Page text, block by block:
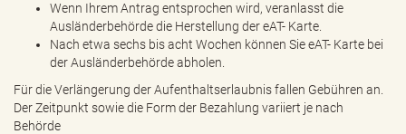
Wenn Ihrem Antrag entsprochen wird, veranlasst die
Ausländerbehörde die Herstellung der eAT- Karte.
Nach etwa sechs bis acht Wochen können Sie eAT- Karte bei
der Ausländerbehörde abholen.
Für die Verlängerung der Aufenthaltserlaubnis fallen Gebühren an.
Der Zeitpunkt sowie die Form der Bezahlung variiert je nach
Behörde